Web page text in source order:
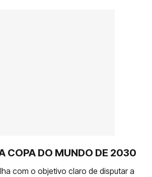
COPA DO MUNDO DE 2030
com o objetivo claro de disputar a